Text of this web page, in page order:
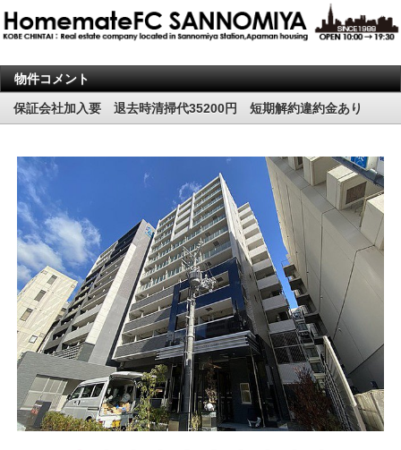
物件コメント
保証会社加入要 退去時清掃代35200円 短期解約違約金あり